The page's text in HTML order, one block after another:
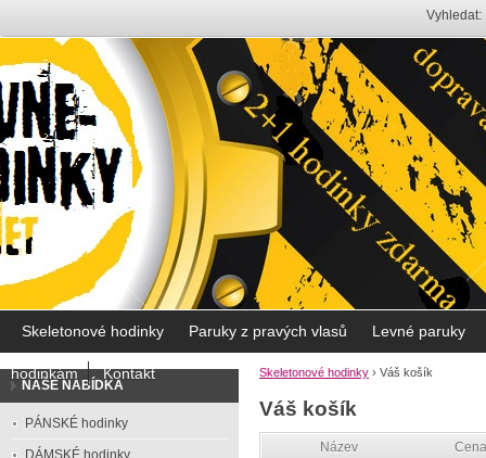
Vyhledat:
Skeletonové hodinky Paruky z pravých vlasů Levné paruky
hodinkám Kontakt Skeletonové hodinky › Váš košík
Váš košík
Název
Cena
NAŠE NABÍDKA
PÁNSKÉ hodinky
DÁMSKÉ hodinky